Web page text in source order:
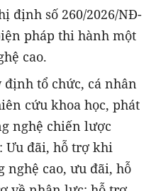
định số 260/2026/NĐ-
pháp thi hành một
cao.
tổ chức, cá nhân
cứu khoa học, phát
nghệ chiến lược
Ưu đãi, hỗ trợ khi
nghệ cao, ưu đãi, hỗ